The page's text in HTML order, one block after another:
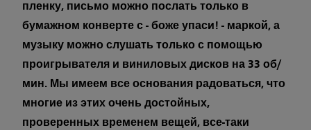
пленку, письмо можно послать только в
бумажном конверте с - боже упаси! - маркой, а
музыку можно слушать только с помощью
проигрывателя и виниловых дисков на 33 об/
мин. Мы имеем все основания радоваться, что
многие из этих очень достойных,
проверенных временем вещей, все-таки